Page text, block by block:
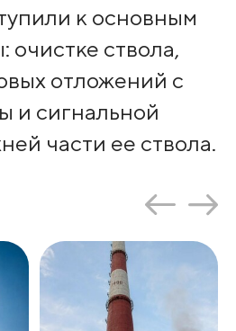
к основным
очистке ствола,
отложений с
и сигнальной
части ее ствола.